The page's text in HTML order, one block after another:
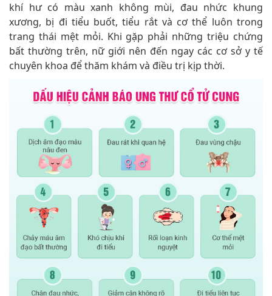
khí hư có màu xanh không mùi, đau nhức khung
xương, bị đi tiểu buốt, tiểu rắt và cơ thể luôn trong
trang thái mệt mỏi. Khi gặp phải những triệu chứng
bất thường trên, nữ giới nên đến ngay các cơ sở y tế
chuyên khoa để thăm khám và điều trị kịp thời.